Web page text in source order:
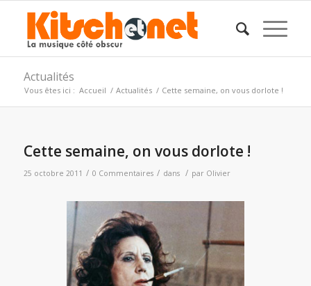
Actualités
Vous êtes ici : Accueil / Actualités / Cette semaine, on vous dorlote !
Cette semaine, on vous dorlote !
25 octobre 2011 / 0 Commentaires / dans / par Olivier